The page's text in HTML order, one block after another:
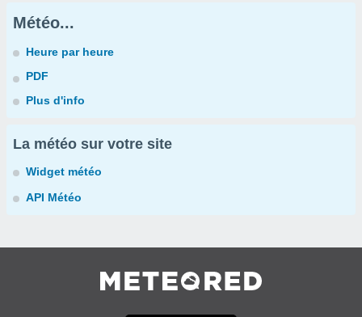
Météo...
Heure par heure
PDF
Plus d'info
La météo sur votre site
Widget météo
API Météo